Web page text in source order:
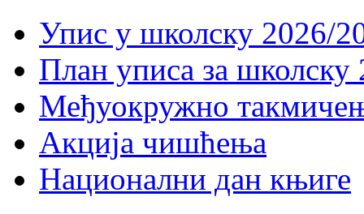
Упис у школску 2026/
План уписа за школску
Међуокружно
Акција чишћења
Национални дан књиге